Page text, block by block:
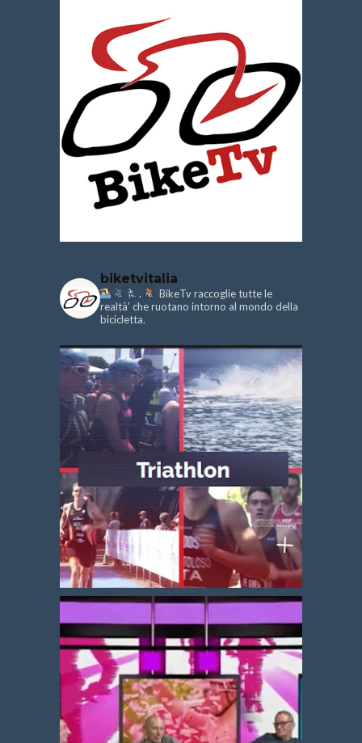
biketvitalia
.
BikeTv raccoglie tutte le
realtà’ che ruotano intorno al mondo della
bicicletta.